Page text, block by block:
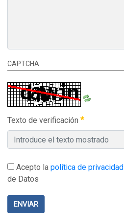
CAPTCHA
Texto de verificación
Acepto la política de privacidad
de Datos
ENVIAR